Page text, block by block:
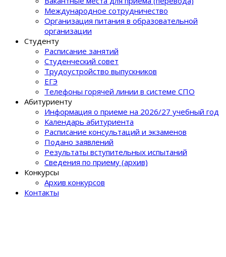
Международное сотрудничество
Организация питания в образовательной
организации
Студенту
Расписание занятий
Студенческий совет
Трудоустройство выпускников
ЕГЭ
Телефоны горячей линии в системе СПО
Абитуриенту
Информация о приеме на 2026/27 учебный год
Календарь абитуриента
Расписание консультаций и экзаменов
Подано заявлений
Результаты вступительных испытаний
Сведения по приему (архив)
Конкурсы
Архив конкурсов
Контакты